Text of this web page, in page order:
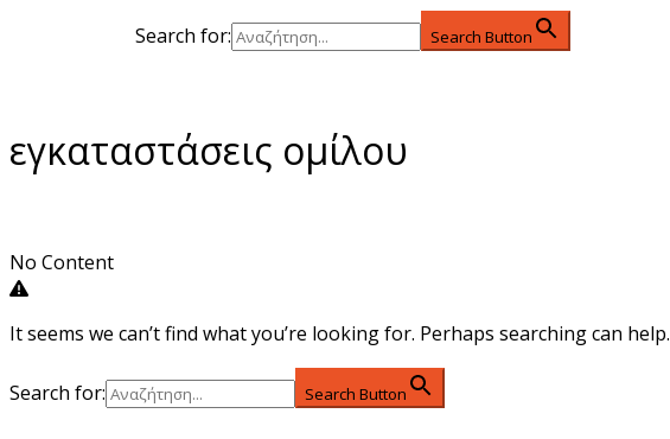
Search for: Search Button
εγκαταστάσεις ομίλου
No Content
It seems we can’t find what you’re looking for. Perhaps searching can help.
Search for: Search Button